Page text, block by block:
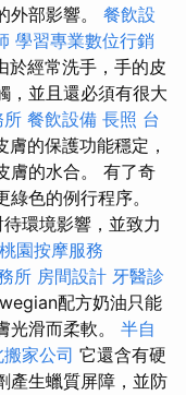
外部影響。 餐飲設
學習專業數位行銷
於經常洗手，手的皮
，並且還必須有很大
所 餐飲設備 長照 台
膚的保護功能穩定，
膚的水合。 有了奇
色的例行程序。
環境影響，並致力
桃園按摩服務
所 房間設計 牙醫診
配方奶油只能
光滑而柔軟。 半自
搬家公司 它還含有硬
產生蠟質屏障，並防